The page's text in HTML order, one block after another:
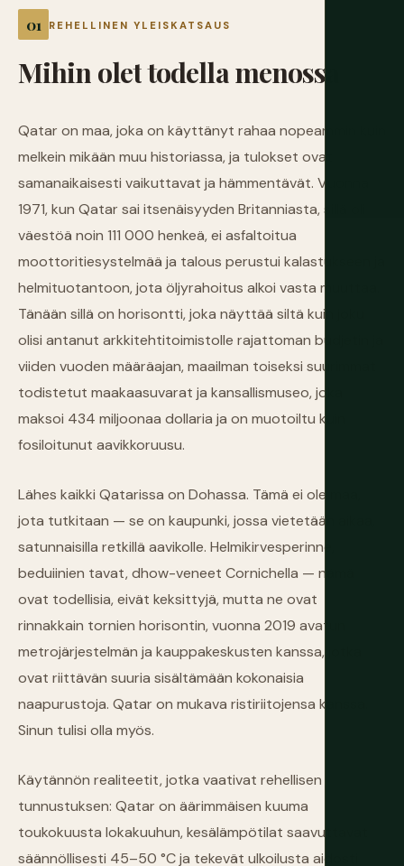
REHELLINEN YLEISKATSAUS
Mihin olettodellamenossa
Qatar on maa, joka on käyttänyt rahaa nopeammin kuin
melkein mikään muu historiassa, ja tulokset ovat
samanaikaisesti vaikuttavat ja hämmentävät. Vuonna
1971, kun Qatar sai itsenäisyyden Britanniasta, sillä oli
väestöä noin 111 000 henkeä, ei asfaltoitua
moottoritiesystelmää ja talous perustui kalastukseen ja
helmituotantoon, jota öljyrahoitus alkoi vasta muuttaa.
Tänään sillä on horisontti, joka näyttää siltä kuin joku
olisi antanut arkkitehtitoimistolle rajattoman budjetin ja
viiden vuoden määräajan, maailman toiseksi suurimmat
todistetut maakaasuvarat ja kansallismuseo, joka
maksoi 434 miljoonaa dollaria ja on muotoiltu kuin
fosiloitunut aavikkoruusu.
Lähes kaikki Qatarissa on Dohassa. Tämä ei ole maa,
jota tutkitaan — se on kaupunki, jossa vietetään aikaa,
satunnaisilla retkillä aavikolle. Helmikirvesperinne,
beduiinien tavat, dhow-veneet Cornichella — nämä
ovat todellisia, eivät keksittyjä, mutta ne ovat
rinnakkain tornien horisontin, vuonna 2019 avatun
metrojärjestelmän ja kauppakeskusten kanssa, jotka
ovat riittävän suuria sisältämään kokonaisia
naapurustoja. Qatar on mukava ristiriitojensa kanssa.
Sinun tulisi olla myös.
Käytännön realiteetit, jotka vaativat rehellisen
tunnustuksen: Qatar on äärimmäisen kuuma
toukokuusta lokakuuhun, kesälämpötilat saavuttavat
säännöllisesti 45–50 °C ja tekevät ulkoilusta aidosti